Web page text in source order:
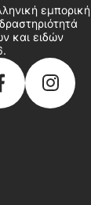
εμπορική
και ειδών